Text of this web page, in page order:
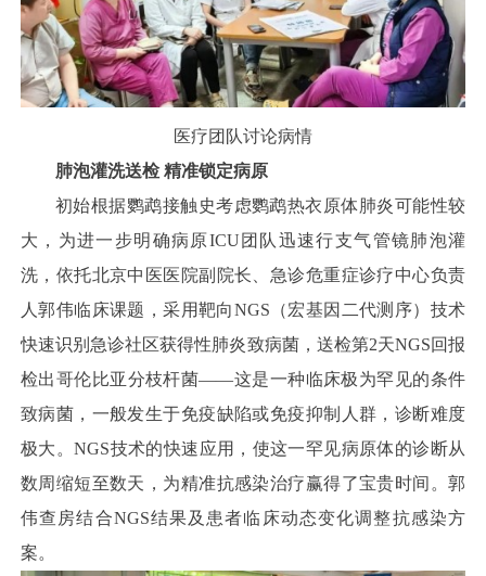
医疗团队讨论病情
肺泡灌洗送检 精准锁定病原
初始根据鹦鹉接触史考虑鹦鹉热衣原体肺炎可能性较
大，为进一步明确病原ICU团队迅速行支气管镜肺泡灌
洗，依托北京中医医院副院长、急诊危重症诊疗中心负责
人郭伟临床课题，采用靶向NGS（宏基因二代测序）技术
快速识别急诊社区获得性肺炎致病菌，送检第2天NGS回报
检出哥伦比亚分枝杆菌——这是一种临床极为罕见的条件
致病菌，一般发生于免疫缺陷或免疫抑制人群，诊断难度
极大。NGS技术的快速应用，使这一罕见病原体的诊断从
数周缩短至数天，为精准抗感染治疗赢得了宝贵时间。郭
伟查房结合NGS结果及患者临床动态变化调整抗感染方
案。